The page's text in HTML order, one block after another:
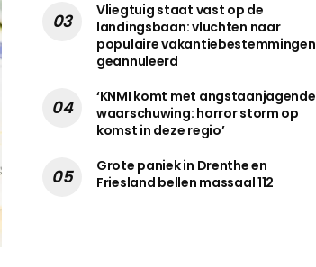
Vliegtuig staat vast op de
landingsbaan: vluchten naar
populaire vakantiebestemmingen
geannuleerd
‘KNMI komt met angstaanjagende
waarschuwing: horror storm op
komst in deze regio’
Grote paniek in Drenthe en
Friesland bellen massaal 112